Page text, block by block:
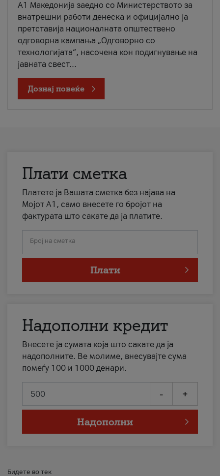
A1 Македонија заедно со Министерството за
внатрешни работи денеска и официјално ја
претставија националната општествено
одговорна кампања „Одговорно со
технологијата“, насочена кон подигнување на
јавната свест...
Дознај повеќе
Плати сметка
Платете ја Вашата сметка без најава на
Мојот А1, само внесете го бројот на
фактурата што сакате да ја платите.
Број на сметка
Плати
Надополни кредит
Внесете ја сумата која што сакате да ја
надополните. Ве молиме, внесувајте сума
помеѓу 100 и 1000 денари.
- +
Надополни
Бидете во тек